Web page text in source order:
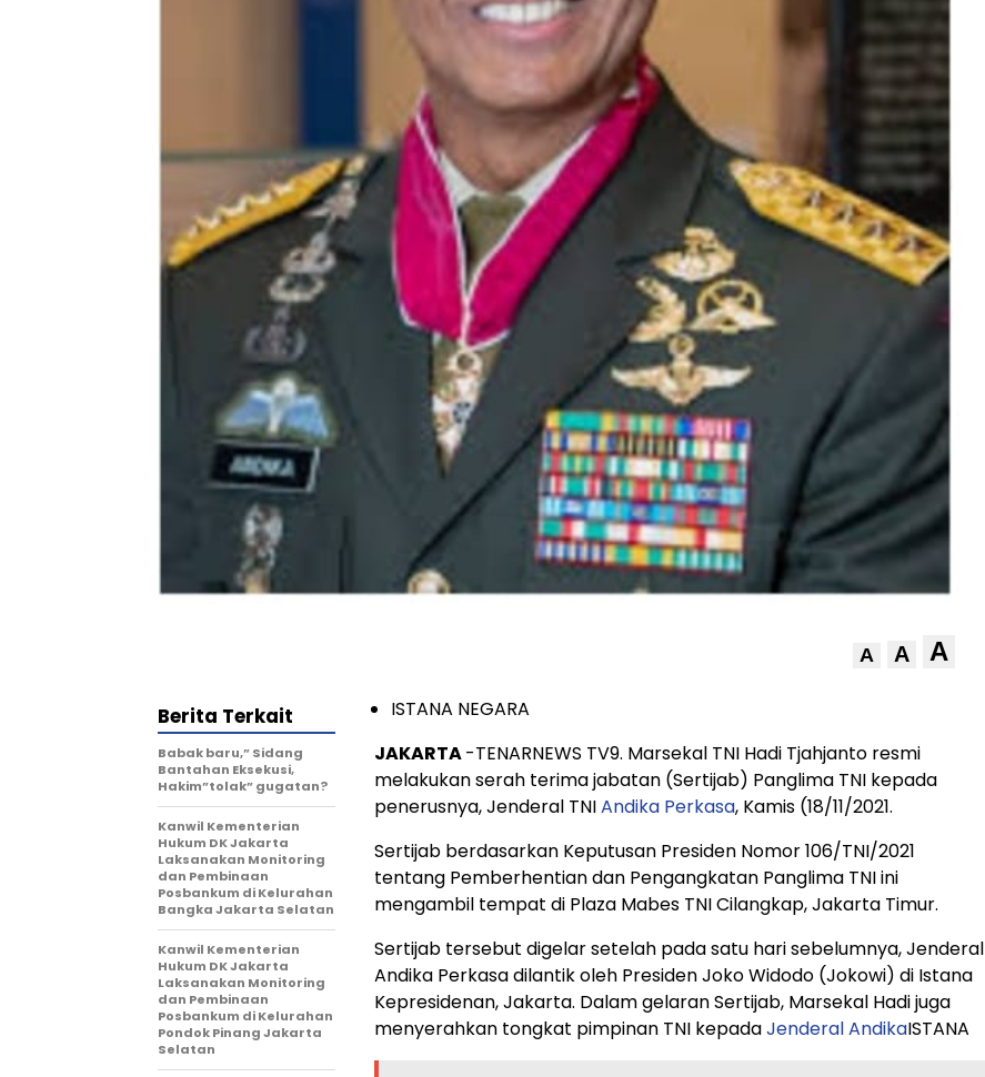
A A A
ISTANA NEGARA
JAKARTA-TENARNEWS TV9. Marsekal TNI Hadi Tjahjanto resmi
melakukan serah terima jabatan (Sertijab) Panglima TNI kepada
penerusnya, Jenderal TNIAndika Perkasa, Kamis (18/11/2021.
Sertijab berdasarkan Keputusan Presiden Nomor 106/TNI/2021
tentang Pemberhentian dan Pengangkatan Panglima TNI ini
mengambil tempat di Plaza Mabes TNI Cilangkap, Jakarta Timur.
Sertijab tersebut digelar setelah pada satu hari sebelumnya, Jenderal
Andika Perkasa dilantik oleh Presiden Joko Widodo (Jokowi) di Istana
Kepresidenan, Jakarta. Dalam gelaran Sertijab, Marsekal Hadi juga
menyerahkan tongkat pimpinan TNI kepadaJenderal AndikaISTANA
Berita Terkait
Babak baru,” Sidang
Bantahan Eksekusi,
Hakim”tolak” gugatan?
Kanwil Kementerian
Hukum DK Jakarta
Laksanakan Monitoring
dan Pembinaan
Posbankum di Kelurahan
Bangka Jakarta Selatan
Kanwil Kementerian
Hukum DK Jakarta
Laksanakan Monitoring
dan Pembinaan
Posbankum di Kelurahan
Pondok Pinang Jakarta
Selatan